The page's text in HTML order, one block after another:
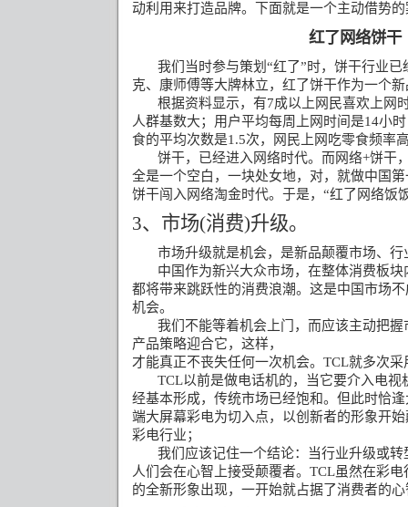
动利用来打造品牌。下面就是一个主动借势
红了网络饼干
我们当时参与策划 “红了”时，饼干行业
克、康师傅等大牌林立，红了饼干作为一个
根据资料显示，有7成以上网民喜欢上网
人群基数大；用户平均每周上网时间是14小
食的平均次数是1.5次，网民上网吃零食频率
饼干，已经进入网络时代。而网络+饼干
全是一个空白，一块处女地，对，就做中国第
饼干闯入网络淘金时代。于是， “红了网络饭
3、市场(消费)升级。
市场升级就是机会，是新品颠覆市场、
中国作为新兴大众市场，在整体消费板
都将带来跳跃性的消费浪潮。这是中国市场
机会。
我们不能等着机会上门，而应该主动把
产品策略迎合它，这样，
才能真正不丧失任何一次机会。 TCL就多次采
TCL以前是做电话机的，当它要介入电
经基本形成，传统市场已经饱和。但此时恰
端大屏幕彩电为切入点，以创新者的形象开始
彩电行业；
我们应该记住一个结论：当行业升级或
人们会在心智上接受颠覆者。 TCL虽然在彩
的全新形象出现，一开始就占据了消费者的